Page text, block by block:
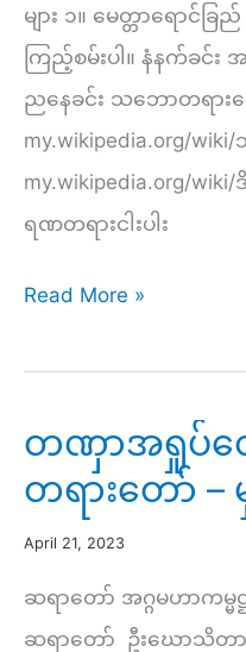
များ ၁။ မေတ္တာရောင်ခြ
ကြည့်စမ်းပါ။ နံနက်ခင်း
ညနေခင်း သဘောတရားရ
my.wikipedia.org/
my.wikipedia.org/wiki/
ရဏတရားငါးပါး
အဋ္ဌမ
(၁၀)ရက်
စခန်း
–
မှတ်စု
Read More »
တဏှာအရှုပ်ထွေ
တရားတော် –
April 21, 2023
ဆရာတော် အဂ္ဂမဟာကမ္မဋ္
ဆရာတော် ဦးဃောသိတာ